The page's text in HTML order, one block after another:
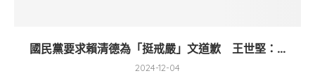
國民黨要求賴清德為「挺戒嚴」文道歉 王世堅：...
2024-12-04